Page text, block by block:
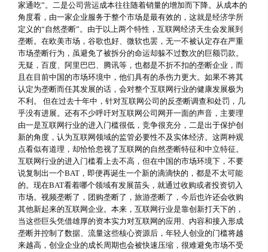
家通吃”。二是公司营运成本往往随着销量的增加而下降。从成本的
角度看，由一家企业服务于整个市场是最有效的，这就是经济学所
定义的“自然垄断”。由于以上两个特性，互联网经济天生会发展到
垄断。在欧美市场，谷歌也好、微软也罢，无一不被认定存在严重
市场垄断行为，虽避免了被拆分的命运却躲不过数次的巨额罚款。
无疑，百度、阿里巴巴、腾讯等，也都是不折不扣的垄断企业，而
且在目前中国的市场环境中，他们具有的杀伤力更大。如果不将其
认定为垄断而任其发展的话，会对整个互联网行业的健康发展极为
不利。 但在过去十年中，针对互联网公司的反垄断调查和处罚，几
乎没有进展。还有不少呼吁对互联网公司网开一面的声音，主要理
由一是互联网行业的进入门槛很低，竞争很充分，二是出于保护创
新的角度，认为互联网领域的监管必要性不及实体经济。这两种观
点看似有道理，却恰恰忽视了互联网的自然垄断特征和中立特征。
互联网行业的进入门槛看上去不高，但在中国的市场环境下，不要
说复制出一个BAT，即便再诞生一个新的滴滴快的，都是不太可能
的。现在BAT看着哪个领域有发展苗头，就通过收购或者投资切入
市场。视频垄断了，团购垄断了，旅游垄断了，今后也许还会收购
其他新起来的互联网企业。本来，互联网行业是靠创新打天下的，
当这些巨头凭借雄厚的资本实力对互联网的应用、内容和接入形成
垄断并控制了数据、流量这些核心资源后，年轻人创业的门槛将越
来越高，创业企业的成长周期也会被快速压缩，很难避免市场不受